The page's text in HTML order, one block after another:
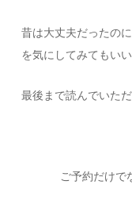
昔は大丈夫だったの
を気にしてみてもい
最後まで読んでいた
ご予約だけで